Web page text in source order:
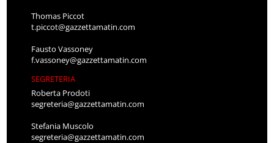
Thomas Piccot
t.piccot@gazzettamatin.com
Fausto Vassoney
f.vassoney@gazzettamatin.com
SEGRETERIA
Roberta Prodoti
segreteria@gazzettamatin.com
Stefania Muscolo
segreteria@gazzettamatin.com